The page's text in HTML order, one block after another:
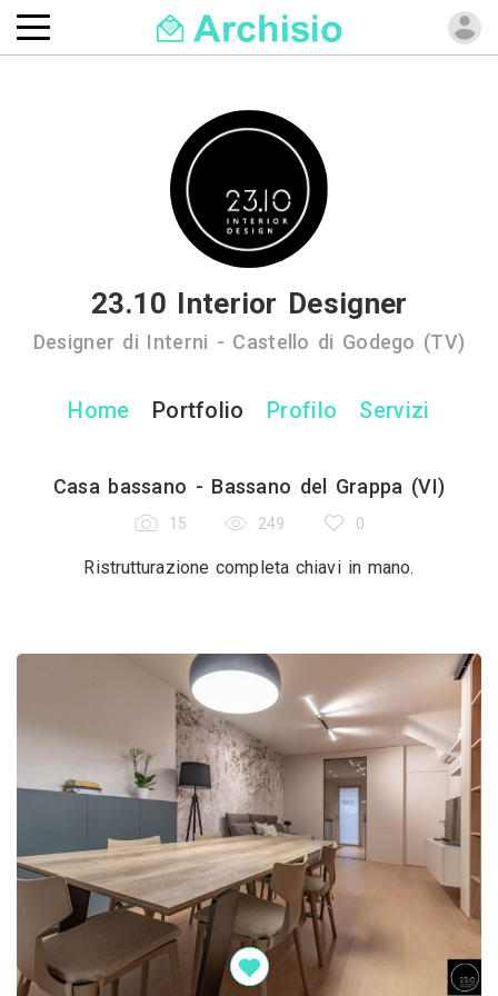
23.10 Interior Designer
Designer di Interni - Castello di Godego (TV)
Home Portfolio Profilo Servizi
Casa bassano - Bassano del Grappa (VI)
15 249 0
Ristrutturazione completa chiavi in mano.